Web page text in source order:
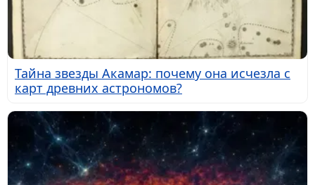
Тайна звезды Акамар: почему она исчезла с
карт древних астрономов?